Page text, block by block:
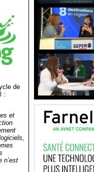
de
:
et
n’est